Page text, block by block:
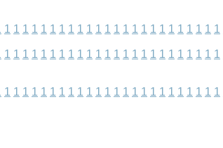
1 1 1 1 1 1 1 1 1 1 1 1 1 1 1 1 1 1 1 1 1 1 1 1
1 1 1 1 1 1 1 1 1 1 1 1 1 1 1 1 1 1 1 1 1 1 1 1
1 1 1 1 1 1 1 1 1 1 1 1 1 1 1 1 1 1 1 1 1 1 1 1